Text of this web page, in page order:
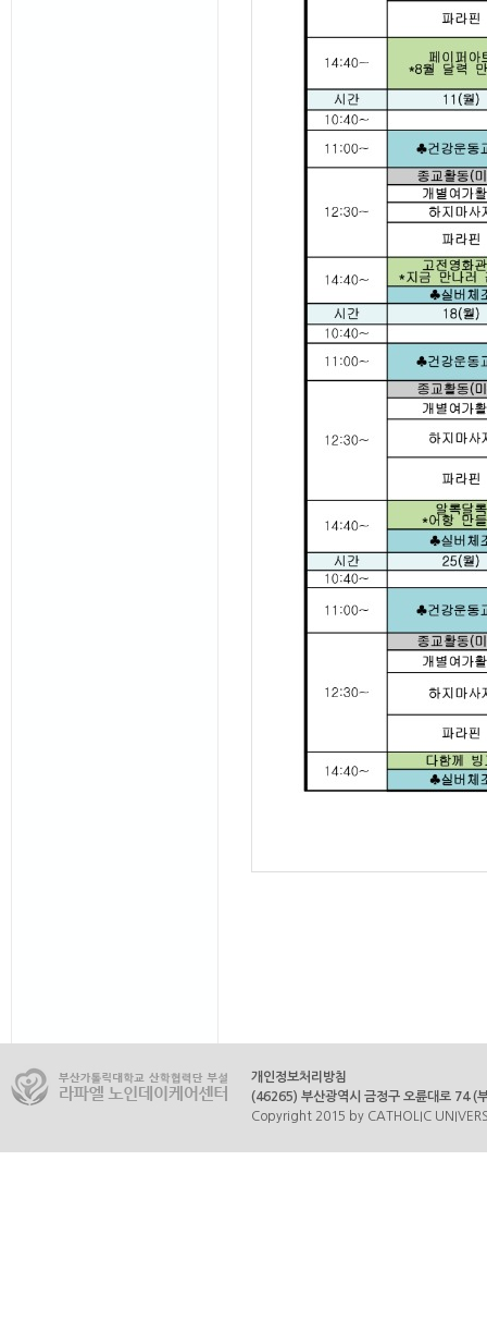
개인정보처리방침
(46265) 부산광역시 금정구 오륜대로 74
Copyright 2015 by CATHOLIC